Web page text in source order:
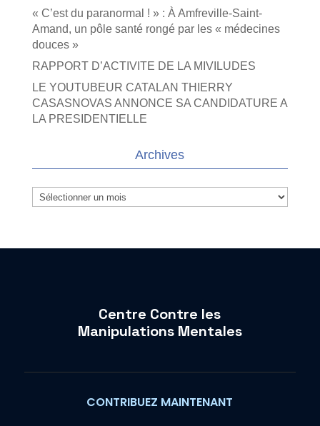
« C’est du paranormal ! » : À Amfreville-Saint-
Amand, un pôle santé rongé par les « médecines
douces »
RAPPORT D’ACTIVITE DE LA MIVILUDES
LE YOUTUBEUR CATALAN THIERRY
CASASNOVAS ANNONCE SA CANDIDATURE A
LA PRESIDENTIELLE
Archives
Archives
Centre Contre les
Manipulations Mentales
CONTRIBUEZ MAINTENANT